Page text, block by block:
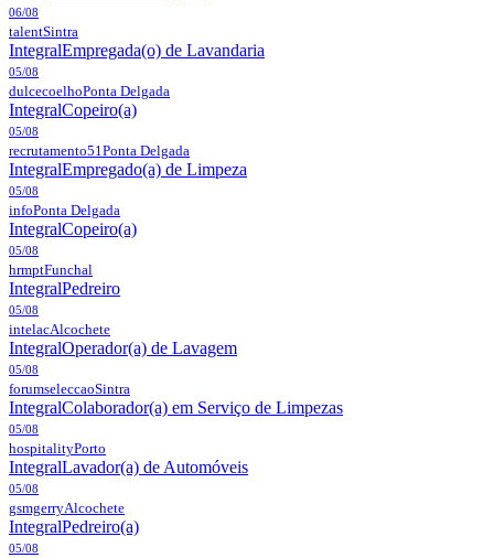
06/08
talentSintra
IntegralEmpregada(o) de Lavandaria
05/08
dulcecoelhoPonta Delgada
IntegralCopeiro(a)
05/08
recrutamento51Ponta Delgada
IntegralEmpregado(a) de Limpeza
05/08
infoPonta Delgada
IntegralCopeiro(a)
05/08
hrmptFunchal
IntegralPedreiro
05/08
intelacAlcochete
IntegralOperador(a) de Lavagem
05/08
forumseleccaoSintra
IntegralColaborador(a) em Serviço de Limpezas
05/08
hospitalityPorto
IntegralLavador(a) de Automóveis
05/08
gsmgerryAlcochete
IntegralPedreiro(a)
05/08